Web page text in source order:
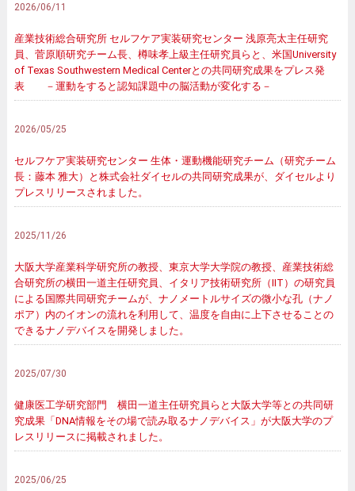
2026/06/11
産業技術総合研究所 セルフケア実装研究センター 浅原亮太主任研究
員、菅原順研究チーム長、樽味孝上級主任研究員らと、米国University
of Texas Southwestern Medical Centerとの共同研究成果をプレス発
表 －運動をすると認知課題中の脳活動が変化する－
2026/05/25
セルフケア実装研究センター 生体・運動機能研究チーム（研究チーム
長：藤本 雅大）と株式会社ダイセルの共同研究成果が、ダイセルより
プレスリリースされました。
2025/11/26
大阪大学産業科学研究所の教授、東京大学大学院の教授、産業技術総
合研究所の横田一道主任研究員、イタリア技術研究所（IIT）の研究員
による国際共同研究チームが、ナノメートルサイズの微小な孔（ナノ
ポア）内のイオンの流れを利用して、温度を自由に上下させることの
できるナノデバイスを開発しました。
2025/07/30
健康医工学研究部門 横田一道主任研究員らと大阪大学等との共同研
究成果「DNA情報をその場で読み取るナノデバイス」が大阪大学のプ
レスリリースに掲載されました。
2025/06/25